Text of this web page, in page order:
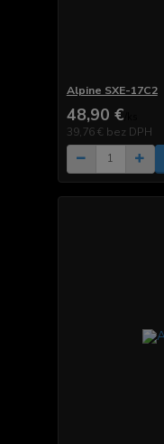
Alpine SXE-17C2
48,90 €
39,76 € bez DPH